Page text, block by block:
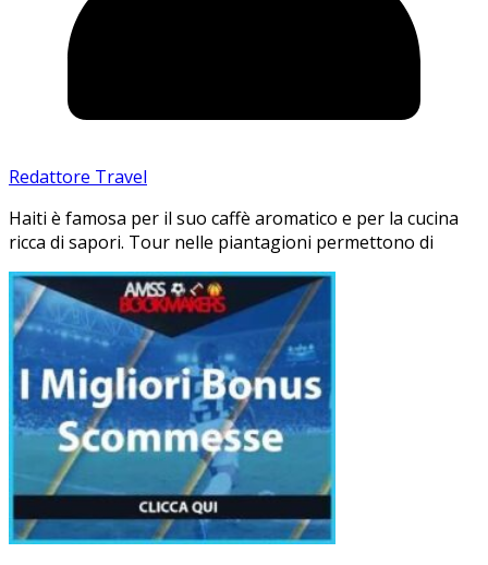
Redattore Travel
Haiti è famosa per il suo caffè aromatico e per la cucina
ricca di sapori. Tour nelle piantagioni permettono di